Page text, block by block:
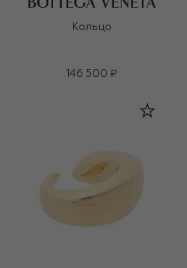
Кольцо
146 500 ₽